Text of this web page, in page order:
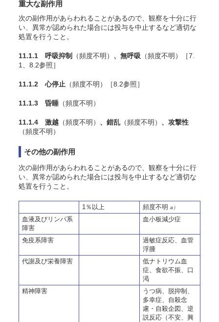
重大な副作用
次の副作用があらわれることがあるので、観察を十分に行
い、異常が認められた場合には投与を中止するなど適切な
処置を行うこと。
11.1.1 呼吸抑制 （頻度不明） 、無呼吸 （頻度不明）［7.
1、8.2参照］
11.1.2 心停止 （頻度不明）［8.2参照］
11.1.3 昏睡 （頻度不明）
11.1.4 激越 （頻度不明） 、錯乱 （頻度不明） 、攻撃性
（頻度不明）
その他の副作用
次の副作用があらわれることがあるので、観察を十分に行
い、異常が認められた場合には投与を中止するなど適切な
処置を行うこと。
1％以上 頻度不明 a）
血液及びリンパ系
障害
血小板減少症
免疫系障害
過敏症反応、血管
浮腫
代謝及び栄養障害
低ナトリウム血
症、食欲不振、口
渇
精神障害
うつ病、脱抑制、
多幸症、自殺念
慮・自殺企図、逆
説反応（不安、興